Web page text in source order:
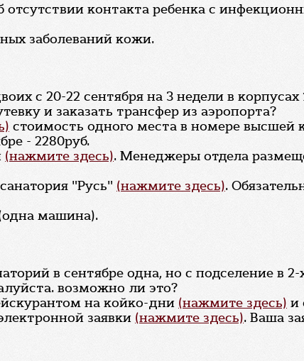
отсутствии контакта ребенка с
заболеваний кожи.
с 20-22 сентября на 3 недели в
и заказать трансфер из аэропорта?
стоимость одного места в номере высшей
- 2280руб.
(нажмите здесь). Менеджеры отдела
"Русь" (нажмите здесь).
машина).
в сентябре одна, но с подселение в
возможно ли это?
на койко-дни (нажмите здесь) и
заявки (нажмите здесь). Ваша